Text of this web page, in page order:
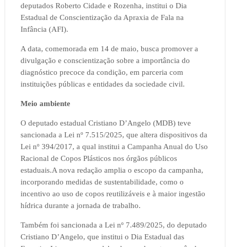
deputados Roberto Cidade e Rozenha, institui o Dia
Estadual de Conscientização da Apraxia de Fala na
Infância (AFI).
A data, comemorada em 14 de maio, busca promover a
divulgação e conscientização sobre a importância do
diagnóstico precoce da condição, em parceria com
instituições públicas e entidades da sociedade civil.
Meio ambiente
O deputado estadual Cristiano D’Angelo (MDB) teve
sancionada a Lei nº 7.515/2025, que altera dispositivos da
Lei nº 394/2017, a qual institui a Campanha Anual do Uso
Racional de Copos Plásticos nos órgãos públicos
estaduais.A nova redação amplia o escopo da campanha,
incorporando medidas de sustentabilidade, como o
incentivo ao uso de copos reutilizáveis e à maior ingestão
hídrica durante a jornada de trabalho.
Também foi sancionada a Lei nº 7.489/2025, do deputado
Cristiano D’Angelo, que institui o Dia Estadual das